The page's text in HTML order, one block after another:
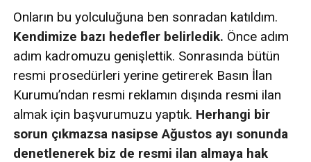
Onların bu yolculuğuna ben sonradan katıldım.
Kendimize bazı hedefler belirledik. Önce adım
adım kadromuzu genişlettik. Sonrasında bütün
resmi prosedürleri yerine getirerek Basın İlan
Kurumu’ndan resmi reklamın dışında resmi ilan
almak için başvurumuzu yaptık. Herhangi bir
sorun çıkmazsa nasipse Ağustos ayı sonunda
denetlenerek biz de resmi ilan almaya hak